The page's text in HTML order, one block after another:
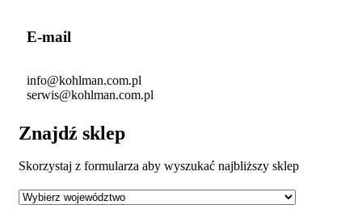
E-mail
info@kohlman.com.pl
serwis@kohlman.com.pl
Znajdź sklep
Skorzystaj z formularza aby wyszukać najbliższy sklep